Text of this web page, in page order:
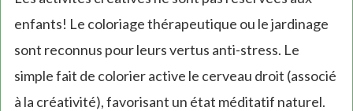
enfants! Le coloriage thérapeutique ou le jardinage
sont reconnus pour leurs vertus anti-stress. Le
simple fait de colorier active le cerveau droit (associé
à la créativité), favorisant un état méditatif naturel.